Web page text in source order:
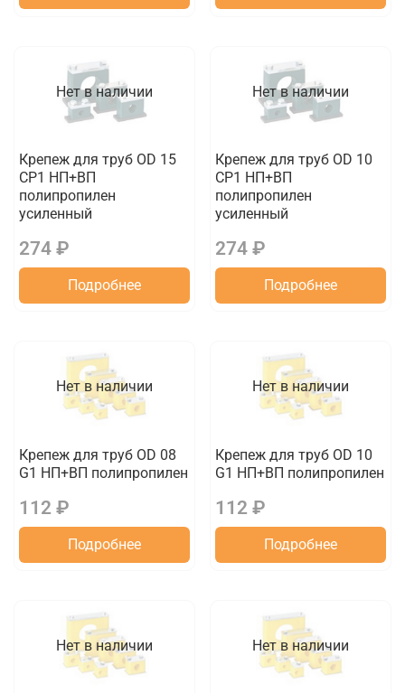
Нет в наличии
Крепеж для труб OD 15
CP1 НП+ВП
полипропилен
усиленный
274 ₽
Подробнее
Нет в наличии
Крепеж для труб OD 10
CP1 НП+ВП
полипропилен
усиленный
274 ₽
Подробнее
Нет в наличии
Крепеж для труб OD 08
G1 НП+ВП полипропилен
112 ₽
Подробнее
Нет в наличии
Крепеж для труб OD 10
G1 НП+ВП полипропилен
112 ₽
Подробнее
Нет в наличии Нет в наличии